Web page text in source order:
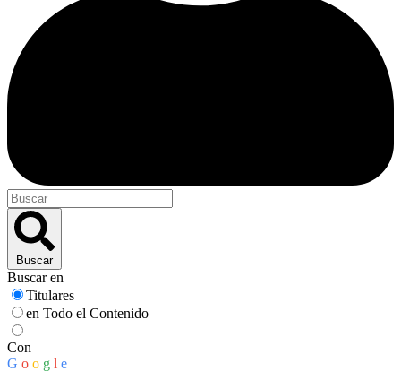
Buscar
Buscar en
Titulares
en Todo el Contenido
Con
G o o g l e